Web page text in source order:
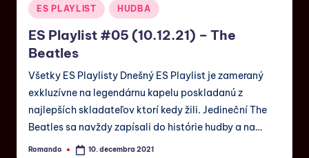
ES PLAYLIST HUDBA
ES Playlist #05 (10.12.21) – The
Beatles
Všetky ES Playlisty Dnešný ES Playlist je zameraný
exkluzívne na legendárnu kapelu poskladanú z
najlepších skladateľov ktorí kedy žili. Jedineční The
Beatles sa navždy zapísali do histórie hudby a na…
Romando 10. decembra 2021